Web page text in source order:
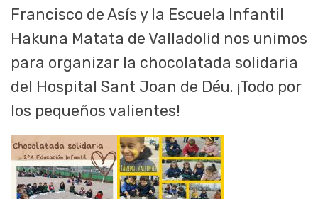
Francisco de Asís y la Escuela Infantil
Hakuna Matata de Valladolid nos unimos
para organizar la chocolatada solidaria
del Hospital Sant Joan de Déu. ¡Todo por
los pequeños valientes!